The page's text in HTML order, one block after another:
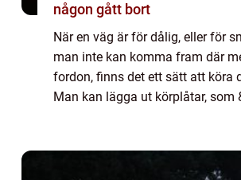
någon gått bort
När en väg är för dålig, eller för
man inte kan komma fram där
fordon, finns det ett sätt att köra
Man kan lägga ut körplåtar, som